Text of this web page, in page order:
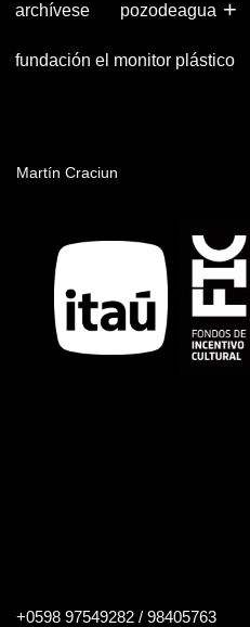
archívese +
pozodeagua
fundación el monitor plástico
Martín Craciun
+0598 97549282 / 98405763